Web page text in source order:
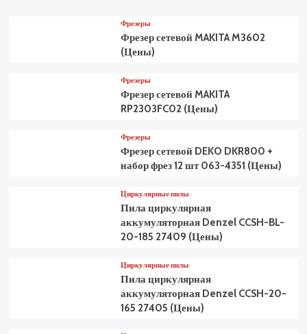
Фрезеры
Фрезер сетевой MAKITA M3602
(Цены)
Фрезеры
Фрезер сетевой MAKITA
RP2303FC02 (Цены)
Фрезеры
Фрезер сетевой DEKO DKR800 +
набор фрез 12 шт 063-4351 (Цены)
Циркулярные пилы
Пила циркулярная
аккумуляторная Denzel CCSH-BL-
20-185 27409 (Цены)
Циркулярные пилы
Пила циркулярная
аккумуляторная Denzel CCSH-20-
165 27405 (Цены)